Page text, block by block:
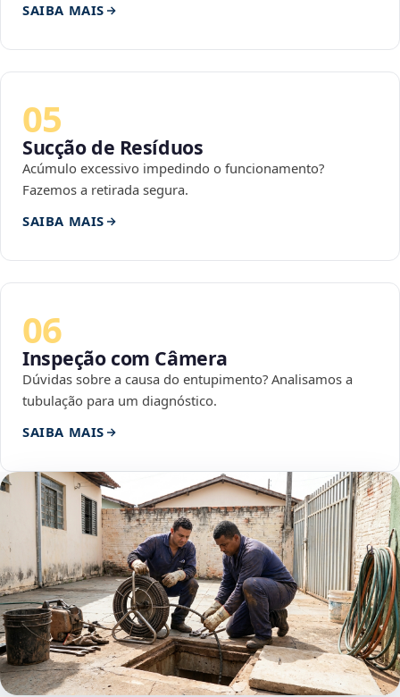
SAIBA MAIS
05
Sucção de Resíduos
Acúmulo excessivo impedindo o funcionamento?
Fazemos a retirada segura.
SAIBA MAIS
06
Inspeção com Câmera
Dúvidas sobre a causa do entupimento? Analisamos a
tubulação para um diagnóstico.
SAIBA MAIS